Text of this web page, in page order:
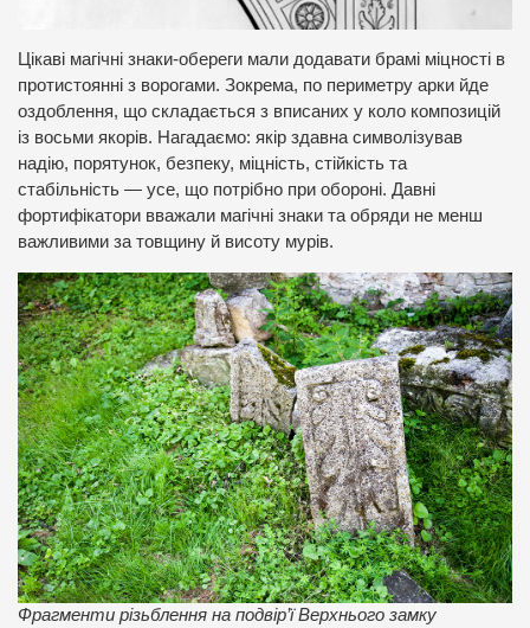
Цікаві магічні знаки-обереги мали додавати брамі міцності в
протистоянні з ворогами. Зокрема, по периметру арки йде
оздоблення, що складається з вписаних у коло композицій
із восьми якорів. Нагадаємо: якір здавна символізував
надію, порятунок, безпеку, міцність, стійкість та
стабільність — усе, що потрібно при обороні. Давні
фортифікатори вважали магічні знаки та обряди не менш
важливими за товщину й висоту мурів.
Фрагменти різьблення на подвір’ї Верхнього замку